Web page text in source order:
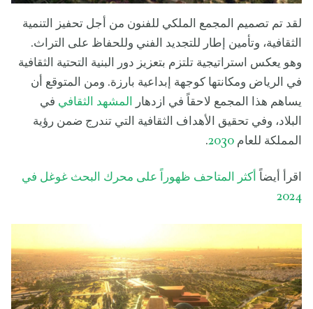
لقد تم تصميم المجمع الملكي للفنون من أجل تحفيز التنمية
الثقافية، وتأمين إطار للتجديد الفني وللحفاظ على التراث.
وهو يعكس استراتيجية تلتزم بتعزيز دور البنية التحتية الثقافية
في الرياض ومكانتها كوجهة إبداعية بارزة. ومن المتوقع أن
يساهم هذا المجمع لاحقاً في ازدهار
المشهد الثقافي في
البلاد، وفي تحقيق الأهداف الثقافية التي تندرج ضمن رؤية
المملكة للعام 2030
.
اقرأ أيضاً
أكثر المتاحف ظهوراً على محرك البحث غوغل في
2024